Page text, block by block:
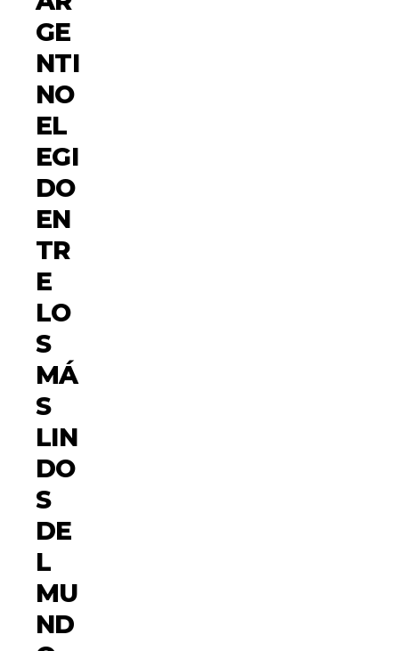
GE
NTI
NO
EL
EGI
DO
EN
TR
E
LO
S
MÁ
S
LIN
DO
S
DE
L
MU
ND